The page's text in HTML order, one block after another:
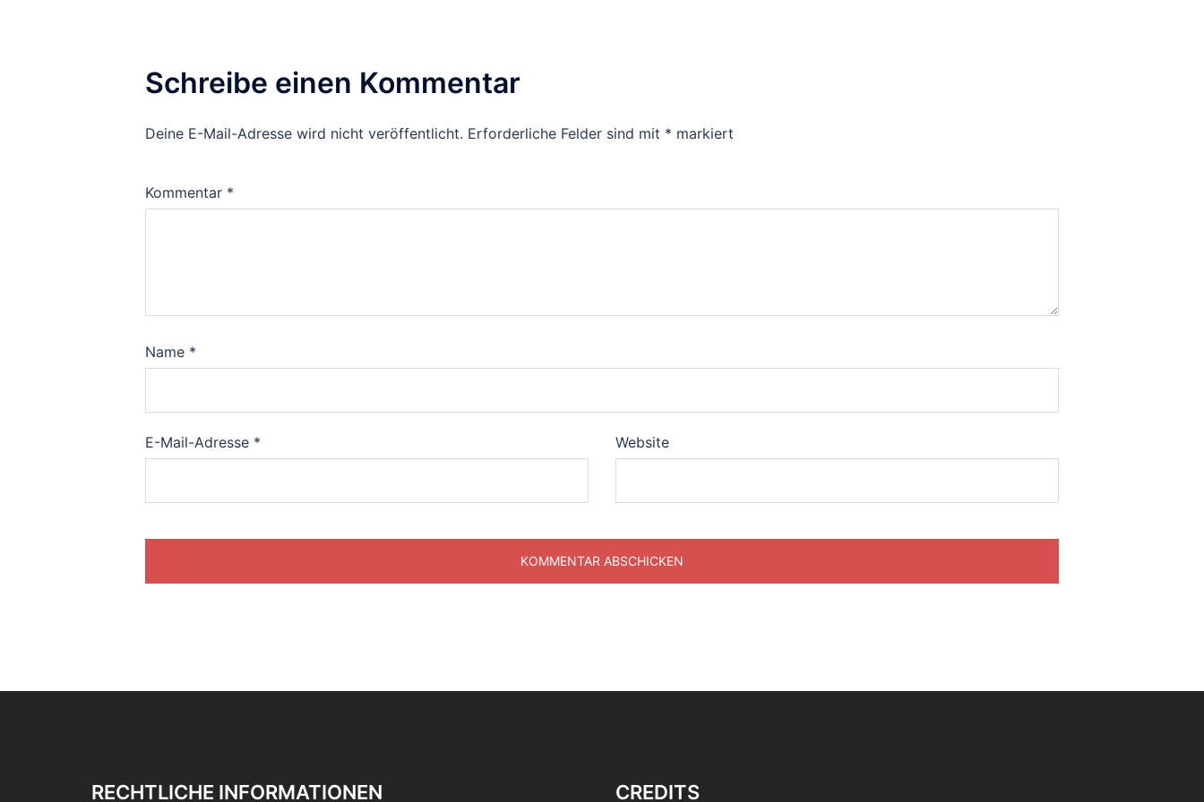
Schreibe einen Kommentar
Deine E-Mail-Adresse wird nicht veröffentlicht. Erforderliche Felder sind mit * markiert
Kommentar *
Name *
E-Mail-Adresse * Website
RECHTLICHE INFORMATIONEN CREDITS